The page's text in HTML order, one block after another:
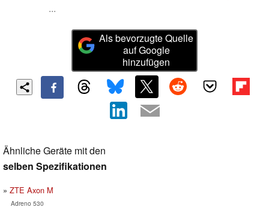
...
Als bevorzugte Quelle
auf Google
hinzufügen
Ähnliche Geräte mit den
selben Spezifikationen
ZTE Axon M
Adreno 530